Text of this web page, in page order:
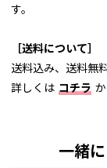
す。
［送料について］
送料込み、送料無
詳しくは コチラ
一緒